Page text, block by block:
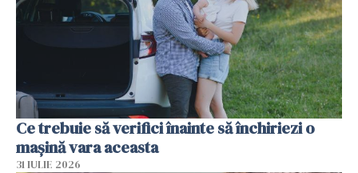
Ce trebuie să verifici înainte să închiriezi o
mașină vara aceasta
31 IULIE 2026